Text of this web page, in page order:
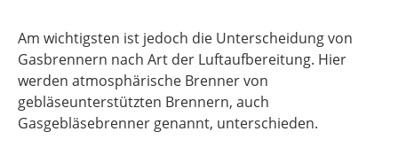
Am wichtigsten ist jedoch die Unterscheidung von
Gasbrennern nach Art der Luftaufbereitung. Hier
werden atmosphärische Brenner von
gebläseunterstützten Brennern, auch
Gasgebläsebrenner genannt, unterschieden.